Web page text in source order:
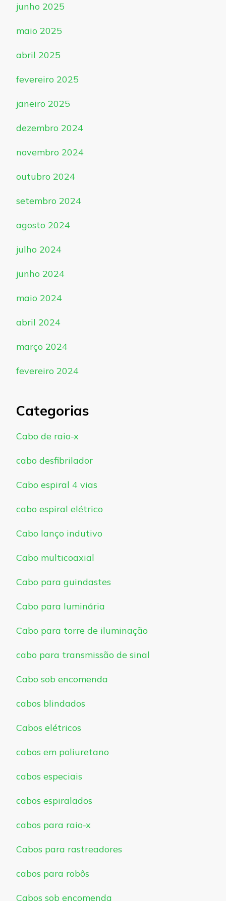
junho 2025
maio 2025
abril 2025
fevereiro 2025
janeiro 2025
dezembro 2024
novembro 2024
outubro 2024
setembro 2024
agosto 2024
julho 2024
junho 2024
maio 2024
abril 2024
março 2024
fevereiro 2024
Categorias
Cabo de raio-x
cabo desfibrilador
Cabo espiral 4 vias
cabo espiral elétrico
Cabo lanço indutivo
Cabo multicoaxial
Cabo para guindastes
Cabo para luminária
Cabo para torre de iluminação
cabo para transmissão de sinal
Cabo sob encomenda
cabos blindados
Cabos elétricos
cabos em poliuretano
cabos especiais
cabos espiralados
cabos para raio-x
Cabos para rastreadores
cabos para robôs
Cabos sob encomenda